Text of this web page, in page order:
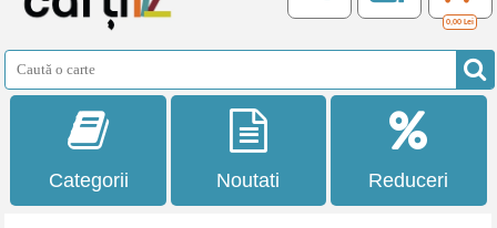
0,00 Lei
Categorii Noutati Reduceri